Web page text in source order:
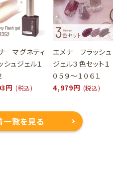
マグネティ
シュジェル１
円 (税込)
エメナ フラッシュ
ジェル３色セット１
０５９～１０６１
4,979円 (税込)
一覧を見る